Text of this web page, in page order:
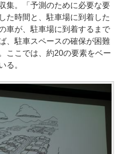
集。「予測のために必要な要
た時間と、駐車場に到着した
車が、駐車場に到着するまで
、駐車スペースの確保が困難
ここでは、約20の要素をベー
る。